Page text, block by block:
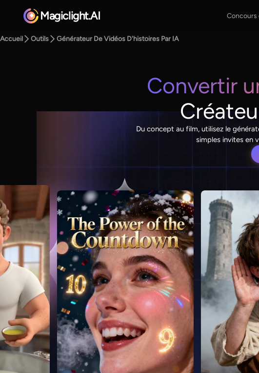
Magiclight.AI Concours
Accueil Outils Générateur De Vidéos D'histoires Par IA
Convertir
Du concept au film, utilisez le
simples invites en